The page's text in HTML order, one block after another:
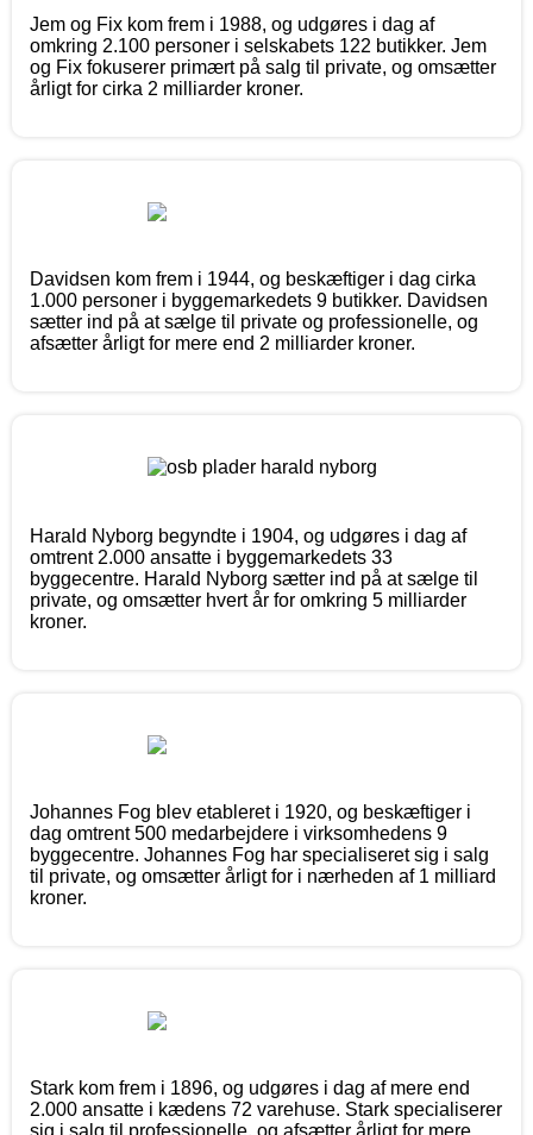
Jem og Fix kom frem i 1988, og udgøres i dag af
omkring 2.100 personer i selskabets 122 butikker. Jem
og Fix fokuserer primært på salg til private, og omsætter
årligt for cirka 2 milliarder kroner.
Davidsen kom frem i 1944, og beskæftiger i dag cirka
1.000 personer i byggemarkedets 9 butikker. Davidsen
sætter ind på at sælge til private og professionelle, og
afsætter årligt for mere end 2 milliarder kroner.
Harald Nyborg begyndte i 1904, og udgøres i dag af
omtrent 2.000 ansatte i byggemarkedets 33
byggecentre. Harald Nyborg sætter ind på at sælge til
private, og omsætter hvert år for omkring 5 milliarder
kroner.
Johannes Fog blev etableret i 1920, og beskæftiger i
dag omtrent 500 medarbejdere i virksomhedens 9
byggecentre. Johannes Fog har specialiseret sig i salg
til private, og omsætter årligt for i nærheden af 1 milliard
kroner.
Stark kom frem i 1896, og udgøres i dag af mere end
2.000 ansatte i kædens 72 varehuse. Stark specialiserer
sig i salg til professionelle, og afsætter årligt for mere